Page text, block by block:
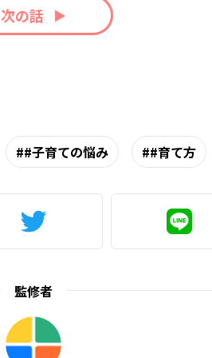
次の話
#子育ての悩み #育て方
監修者